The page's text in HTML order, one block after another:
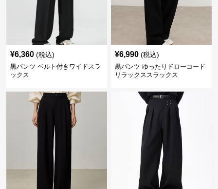
¥6,360 (税込)
黒パンツ ベルト付きワイドスラ
ックス
¥6,990 (税込)
黒パンツ ゆったりドローコード
リラックススラックス